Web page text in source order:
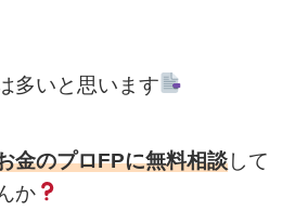
多いと思います
金のプロFPに無料相談して
か